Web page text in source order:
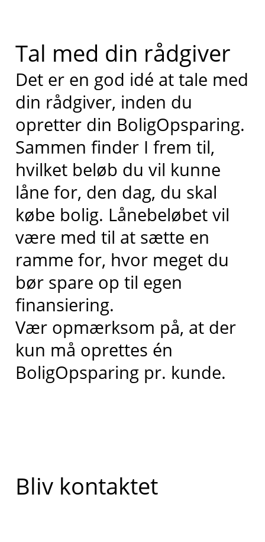
Tal med din rådgiver
Det er en god idé at tale med
din rådgiver, inden du
opretter din BoligOpsparing.
Sammen finder I frem til,
hvilket beløb du vil kunne
låne for, den dag, du skal
købe bolig. Lånebeløbet vil
være med til at sætte en
ramme for, hvor meget du
bør spare op til egen
finansiering.
Vær opmærksom på, at der
kun må oprettes én
BoligOpsparing pr. kunde.
Bliv kontaktet